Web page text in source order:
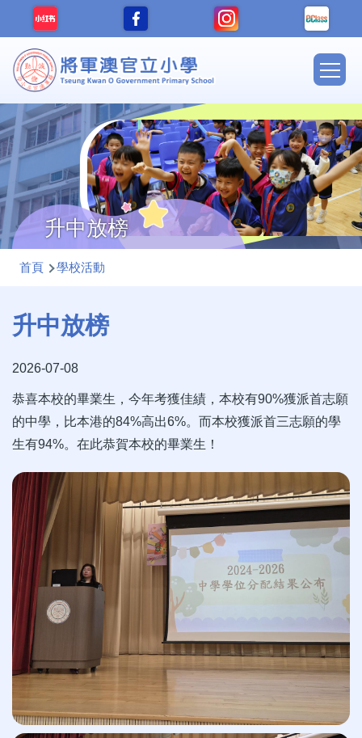
移至主內容
Main
升中放榜
導
連
結
首頁 學校活動
升中放榜
2026-07-08
恭喜本校的畢業生，今年考獲佳績，本校有90%獲派首志願
的中學，比本港的84%高出6%。而本校獲派首三志願的學
生有94%。在此恭賀本校的畢業生！